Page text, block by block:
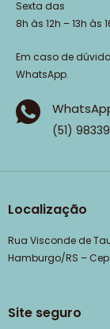
Sexta das
8h às 12h – 13h às
Em caso de
WhatsApp.
(51)
Localização
Rua Visconde de
Hamburgo/RS – Cep
Site seguro